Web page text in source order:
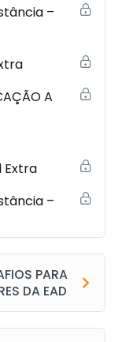
–
A
Extra
–
PARA
DA EAD